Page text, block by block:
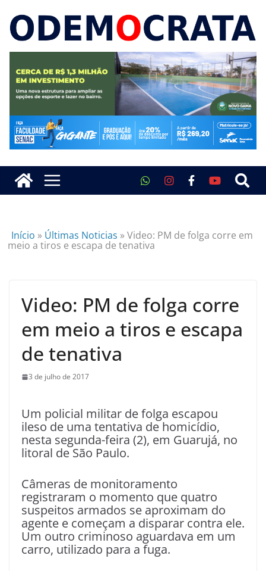
Início » Últimas Noticias »Video: PM de folga corre em
meio a tiros e escapa de tenativa
Video: PM de folga corre
em meio a tiros e escapa
de tenativa
3 de julho de 2017
Um policial militar de folga escapou
ileso de uma tentativa de homicídio,
nesta segunda-feira (2), em Guarujá, no
litoral de São Paulo.
Câmeras de monitoramento
registraram o momento que quatro
suspeitos armados se aproximam do
agente e começam a disparar contra ele.
Um outro criminoso aguardava em um
carro, utilizado para a fuga.